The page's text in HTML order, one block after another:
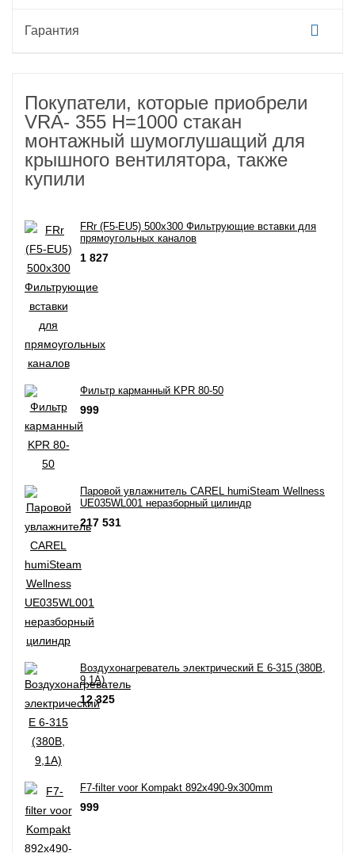
Гарантия
Покупатели, которые приобрели
VRA- 355 H=1000 стакан
монтажный шумоглушащий для
крышного вентилятора, также
купили
FRr (F5-EU5) 500x300 Фильтрующие вставки для
прямоугольных каналов
1 827
Фильтр карманный KPR 80-50
999
Паровой увлажнитель CAREL humiSteam Wellness
UE035WL001 неразборный цилиндр
217 531
Воздухонагреватель электрический E 6-315 (380В,
9,1А)
12 325
F7-filter voor Kompakt 892x490-9x300mm
999